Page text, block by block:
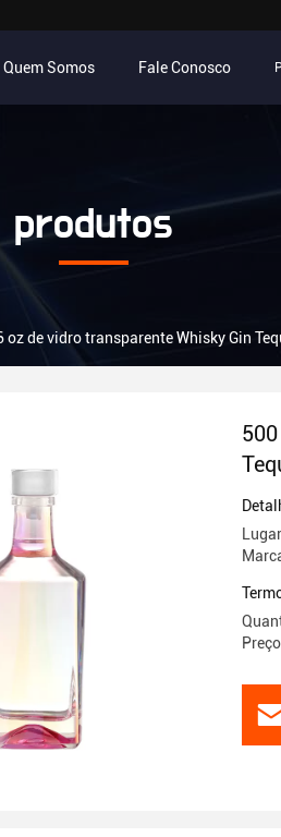
Quem Somos Fale Conosco
produtos
oz de vidro transparente Whisky Gin